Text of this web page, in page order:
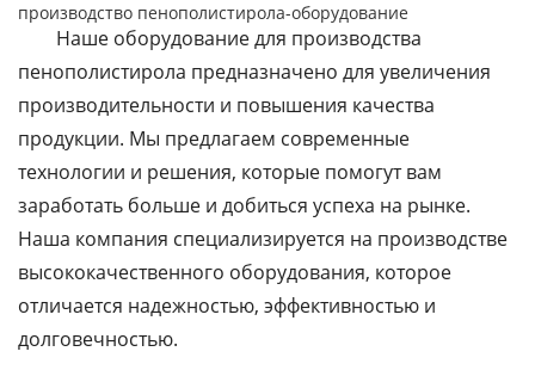
Линия по производству
прутка для 3D-принтера
Оборудование для
сварки профильных
панелей
Непрерывная линия по
производству
стеклопластиковых труб
Оборудование для
производство пенополистирола-оборудование
Наше оборудование для производства
пенополистирола предназначено для увеличения
производительности и повышения качества
продукции. Мы предлагаем современные
технологии и решения, которые помогут вам
заработать больше и добиться успеха на рынке.
Наша компания специализируется на производстве
высококачественного оборудования, которое
отличается надежностью, эффективностью и
долговечностью.